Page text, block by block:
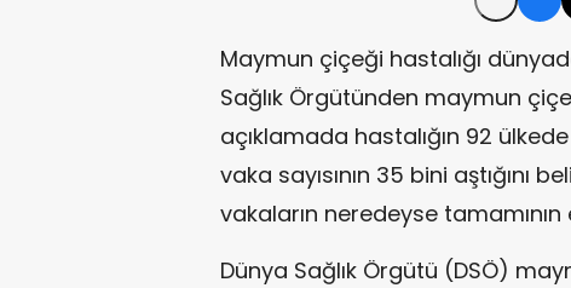
Maymun çiçeği hastalığı
Sağlık Örgütünden maymun
açıklamada hastalığın 92
vaka sayısının 35 bini aştığını
vakaların neredeyse
Dünya Sağlık Örgütü (DSÖ)